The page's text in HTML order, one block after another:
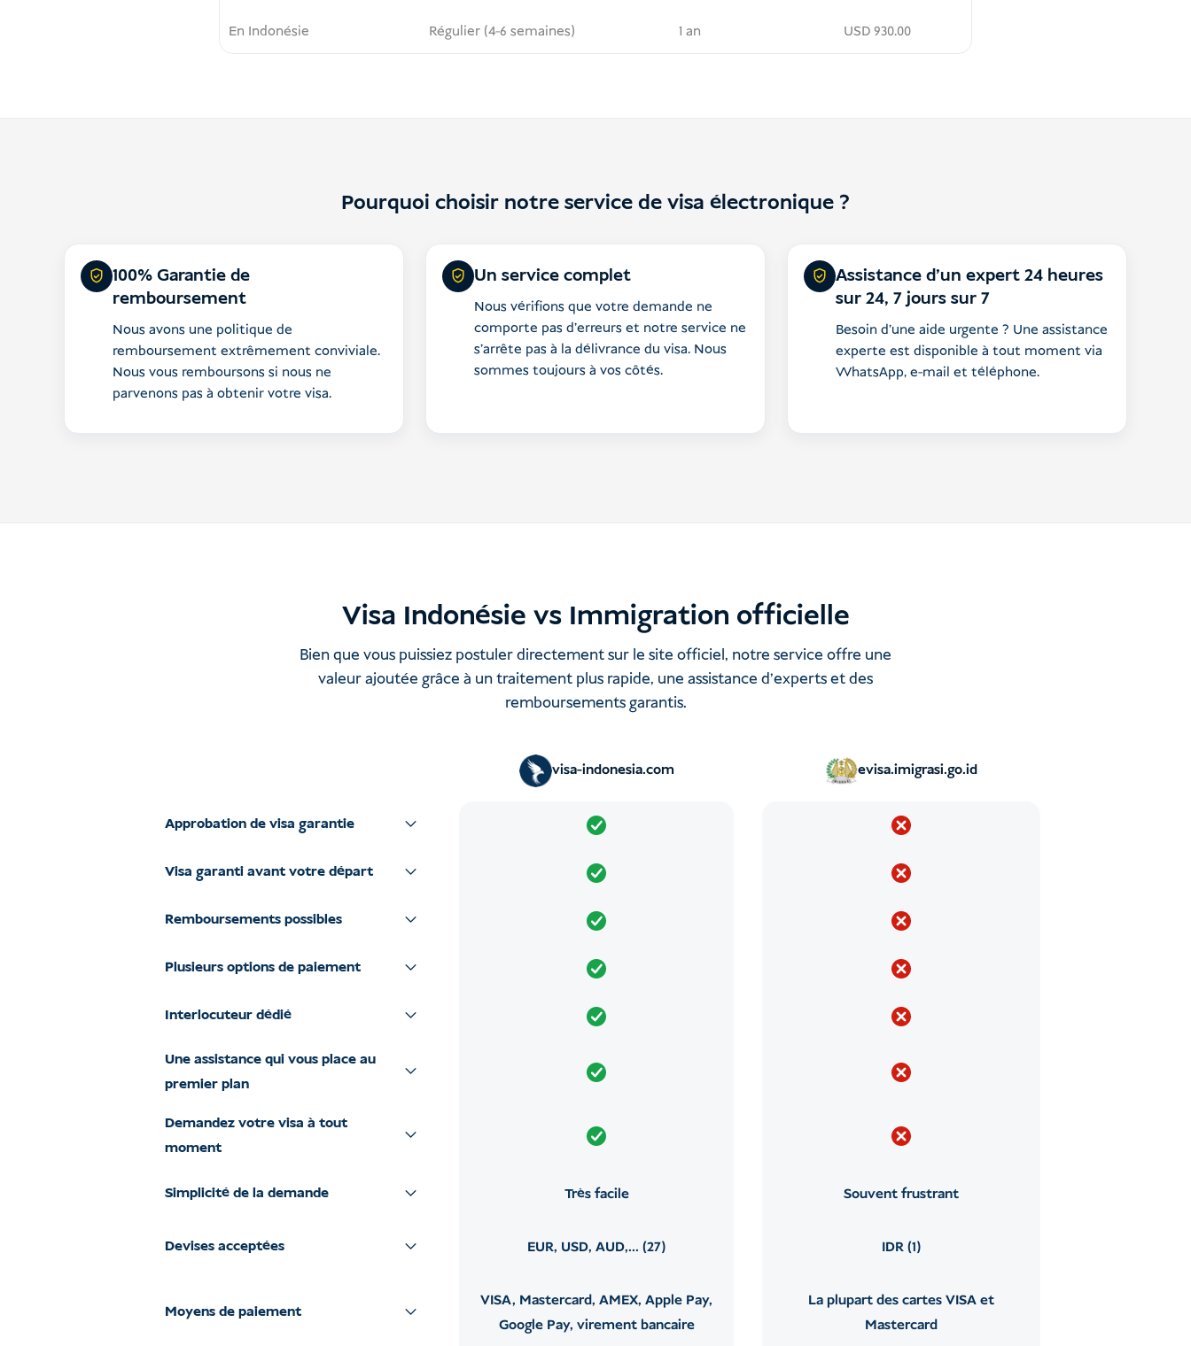
En Indonésie Régulier (4-6 semaines) 1 an USD930.00
Pourquoi choisir notre service de visa électronique ?
100% Garantie de
remboursement
Nous avons une politique de
remboursement extrêmement conviviale.
Nous vous remboursons si nous ne
parvenons pas à obtenir votre visa.
Un service complet
Nous vérifions que votre demande ne
comporte pas d'erreurs et notre service ne
s'arrête pas à la délivrance du visa. Nous
sommes toujours à vos côtés.
Assistance d'un expert 24 heures
sur 24, 7 jours sur 7
Besoin d'une aide urgente ? Une assistance
experte est disponible à tout moment via
WhatsApp, e-mail et téléphone.
Visa Indonésie vs Immigration officielle
Bien que vous puissiez postuler directement sur le site officiel, notre service offre une
valeur ajoutée grâce à un traitement plus rapide, une assistance d'experts et des
remboursements garantis.
visa-indonesia.com evisa.imigrasi.go.id
Approbation de visa garantie
Visa garanti avant votre départ
Remboursements possibles
Plusieurs options de paiement
Interlocuteur dédié
Une assistance qui vous place au
premier plan
Demandez votre visa à tout
moment
Simplicité de la demande Très facile Souvent frustrant
Devises acceptées EUR, USD, AUD,... (27) IDR (1)
Moyens de paiement
VISA, Mastercard, AMEX, Apple Pay,
Google Pay, virement bancaire
La plupart des cartes VISA et
Mastercard